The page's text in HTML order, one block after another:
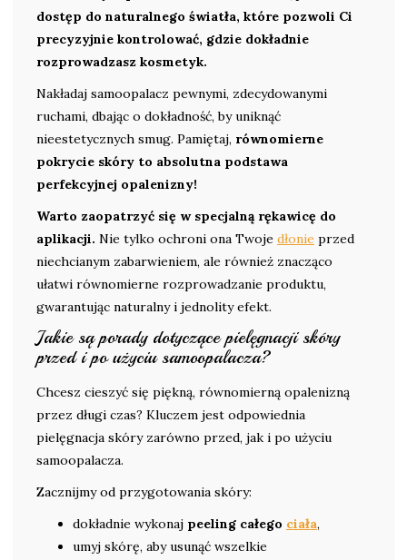
dostęp do naturalnego światła, które pozwoli Ci
precyzyjnie kontrolować, gdzie dokładnie
rozprowadzasz kosmetyk.
Nakładaj samoopalacz pewnymi, zdecydowanymi
ruchami, dbając o dokładność, by uniknąć
nieestetycznych smug. Pamiętaj, równomierne
pokrycie skóry to absolutna podstawa
perfekcyjnej opalenizny!
Warto zaopatrzyć się w specjalną rękawicę do
aplikacji. Nie tylko ochroni ona Twoje dłonie przed
niechcianym zabarwieniem, ale również znacząco
ułatwi równomierne rozprowadzanie produktu,
gwarantując naturalny i jednolity efekt.
Jakie są porady dotyczące pielęgnacji skóry
przed i po użyciu samoopalacza?
Chcesz cieszyć się piękną, równomierną opalenizną
przez długi czas? Kluczem jest odpowiednia
pielęgnacja skóry zarówno przed, jak i po użyciu
samoopalacza.
Zacznijmy od przygotowania skóry:
dokładnie wykonaj peeling całego ciała,
umyj skórę, aby usunąć wszelkie